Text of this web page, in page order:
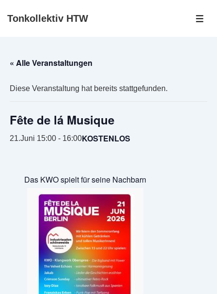
ZumTonkollektiv HTW
« Alle Veranstaltungen
Diese Veranstaltung hat bereits stattgefunden.
Fête de lá Musique
21.Juni 15:00 - 16:00KOSTENLOS
Das KWO spielt für seine Nachbarn